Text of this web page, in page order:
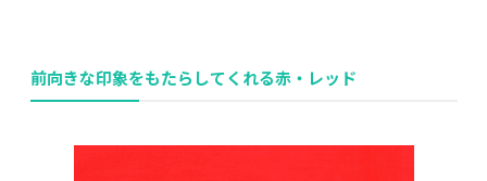
前向きな印象をもたらしてくれる赤・レッド